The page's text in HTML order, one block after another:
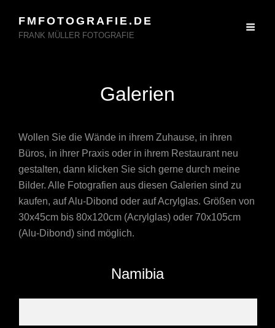
FMFOTOGRAFIE.DE
FRANK MÜLLER FOTOGRAFIE
Galerien
Wollen Sie die Wände in ihrem Zuhause, in ihren
Büros, in ihrer Praxis oder in ihrem Restaurant neu
gestalten, dann klicken Sie sich gerne durch meine
Bilder. Alle Fotografien aus diesen Galerien sind zu
kaufen, auf Alu-Dibond oder auf Acrylglas. Größen von
30x45cm bis 80x120cm (Acrylglas) oder 70x105cm
(Alu-Dibond) sind möglich.
Namibia